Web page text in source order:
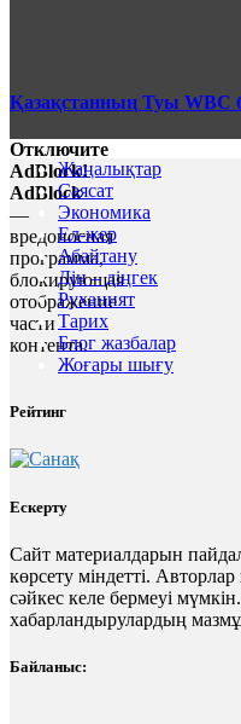
Қазақстанның Туы WBC
Отключите
AdBlock!
AdBlock
—
вредоносная
программа,
блокирующая
отображение
части
контента.
Жаңалықтар
Саясат
Экономика
Ел-жер
Абайтану
Дін – діңгек
Руханият
Тарих
Блог жазбалар
Жоғары шығу
Рейтинг
Ескерту
Сайт материалдарын
көрсету міндетті.
сәйкес келе бермеуі
хабарландырулардың
Байланыс: